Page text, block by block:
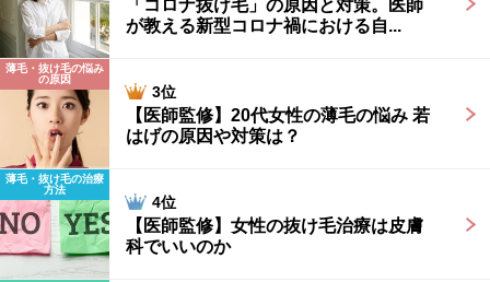
「コロナ抜け毛」の原因と対策。医師
が教える新型コロナ禍における自...
薄毛・抜け毛の悩み
の原因
3位
【医師監修】20代女性の薄毛の悩み 若
はげの原因や対策は？
薄毛・抜け毛の治療
方法
4位
【医師監修】女性の抜け毛治療は皮膚
科でいいのか